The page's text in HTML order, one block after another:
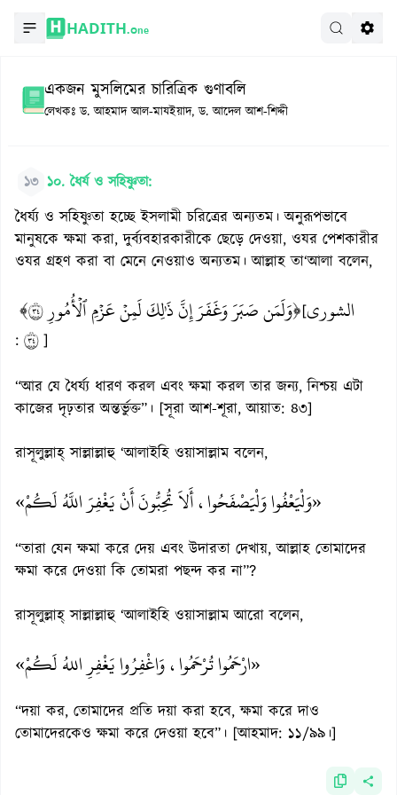
HADITH.One
একজন মুসলিমের চারিত্রিক গুণাবলি
লেখকঃ ড. আহমাদ আল-মাযইয়াদ, ড. আদেল আশ-শিদ্দী
১৩ ১০. ধৈর্য ও সহিষ্ণুতা:
ধৈর্য্য ও সহিষ্ণুতা হচ্ছে ইসলামী চরিত্রের অন্যতম। অনুরূপভাবে
মানুষকে ক্ষমা করা, দুর্ব্যবহারকারীকে ছেড়ে দেওয়া, ওযর পেশকারীর
ওযর গ্রহণ করা বা মেনে নেওয়াও অন্যতম। আল্লাহ তা‘আলা বলেন,
﴿وَلَمَن صَبَرَ وَغَفَرَ إِنَّ ذَٰلِكَ لَمِنۡ عَزۡمِ ٱلۡأُمُورِ ٤٣﴾[الشورى
: ]
“আর যে ধৈর্য্য ধারণ করল এবং ক্ষমা করল তার জন্য, নিশ্চয় এটা
কাজের দৃঢ়তার অন্তর্ভুক্ত”। [সূরা আশ-শূরা, আয়াত: ৪৩]
রাসূলুল্লাহ্ সাল্লাল্লাহু ‘আলাইহি ওয়াসাল্লাম বলেন,
«وَلْيَعْفُوا وَلْيَصْفَحُوا، أَلاَ تُحِبُّونَ أَنْ يَغْفِرَ اللَّهُ لَكُمْ»
“তারা যেন ক্ষমা করে দেয় এবং উদারতা দেখায়, আল্লাহ তোমাদের
ক্ষমা করে দেওয়া কি তোমরা পছন্দ কর না”?
রাসূলুল্লাহ্ সাল্লাল্লাহু ‘আলাইহি ওয়াসাল্লাম আরো বলেন,
«ارْحَمُوا تُرْحَمُوا، وَاغْفِرُوا يَغْفِرِ اللهُ لَكُمْ»
“দয়া কর, তোমাদের প্রতি দয়া করা হবে, ক্ষমা করে দাও
তোমাদেরকেও ক্ষমা করে দেওয়া হবে”। [আহমাদ: ১১/৯৯।]